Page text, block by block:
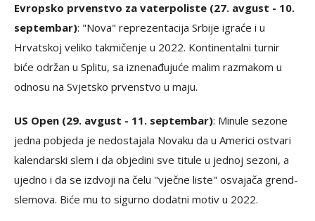
Evropsko prvenstvo za vaterpoliste (27. avgust - 10.
septembar): "Nova" reprezentacija Srbije igraće i u
Hrvatskoj veliko takmičenje u 2022. Kontinentalni turnir
biće održan u Splitu, sa iznenađujuće malim razmakom u
odnosu na Svjetsko prvenstvo u maju.
US Open (29. avgust - 11. septembar): Minule sezone
jedna pobjeda je nedostajala Novaku da u Americi ostvari
kalendarski slem i da objedini sve titule u jednoj sezoni, a
ujedno i da se izdvoji na čelu "vječne liste" osvajača grend-
slemova. Biće mu to sigurno dodatni motiv u 2022.